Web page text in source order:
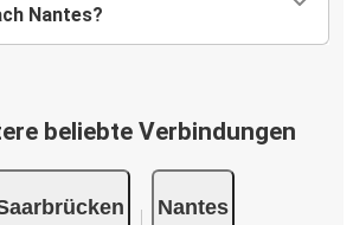
Nantes?
beliebte Verbindungen
Nantes